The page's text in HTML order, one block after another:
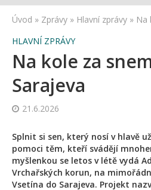
Úvod » Zprávy » Hlavní zprávy » Na
HLAVNÍ ZPRÁVY
Na kole za
Sarajeva
21.6.2026
Splnit si sen, který nosí v hlavě
pomoci těm, kteří svádějí
myšlenkou se letos v létě vydá
Vrchařských korun, na
Vsetína do Sarajeva. Projekt